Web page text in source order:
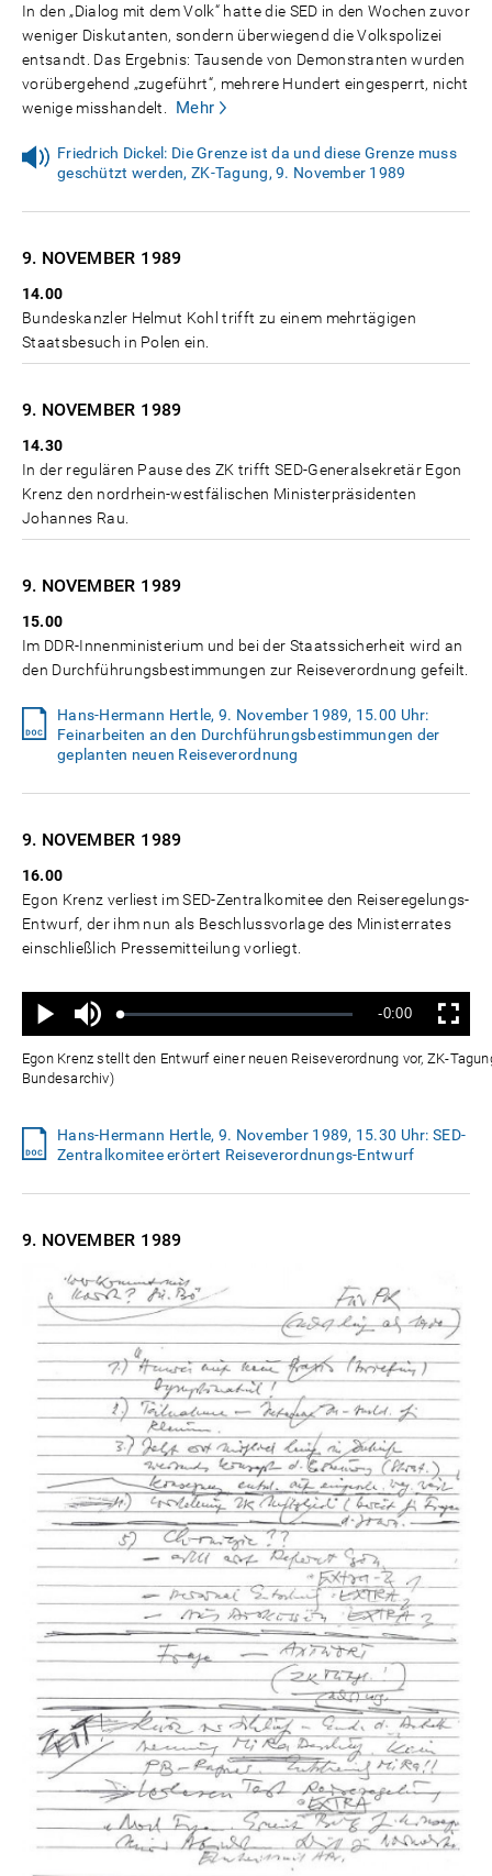
In den „Dialog mit dem Volk“ hatte die SED in den Wochen zuvor
weniger Diskutanten, sondern überwiegend die Volkspolizei
entsandt. Das Ergebnis: Tausende von Demonstranten wurden
vorübergehend „zugeführt“, mehrere Hundert eingesperrt, nicht
wenige misshandelt.
Mehr
Friedrich Dickel: Die Grenze ist da und diese Grenze muss
geschützt werden, ZK-Tagung, 9. November 1989
9. NOVEMBER 1989
14.00
Bundeskanzler Helmut Kohl trifft zu einem mehrtägigen
Staatsbesuch in Polen ein.
9. NOVEMBER 1989
14.30
In der regulären Pause des ZK trifft SED-Generalsekretär Egon
Krenz den nordrhein-westfälischen Ministerpräsidenten
Johannes Rau.
9. NOVEMBER 1989
15.00
Im DDR-Innenministerium und bei der Staatssicherheit wird an
den Durchführungsbestimmungen zur Reiseverordnung gefeilt.
Hans-Hermann Hertle, 9. November 1989, 15.00 Uhr:
Feinarbeiten an den Durchführungsbestimmungen der
geplanten neuen Reiseverordnung
9. NOVEMBER 1989
16.00
Egon Krenz verliest im SED-Zentralkomitee den Reiseregelungs-
Entwurf, der ihm nun als Beschlussvorlage des Ministerrates
einschließlich Pressemitteilung vorliegt.
Wiedergabe
Ton
aus
Geladen:
Status:
Verbleibende
Zeit
-0:00 Vollbild
Egon Krenz stellt den Entwurf einer neuen Reiseverordnung vor, ZK-
Bundesarchiv)
Hans-Hermann Hertle, 9. November 1989, 15.30 Uhr: SED-
Zentralkomitee erörtert Reiseverordnungs-Entwurf
9. NOVEMBER 1989